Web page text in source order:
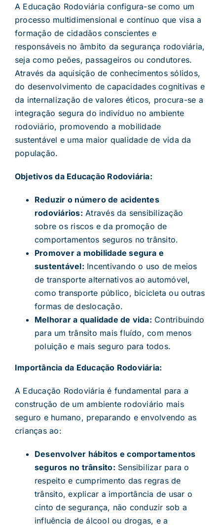
A Educação Rodoviária configura-se como um
processo multidimensional e contínuo que visa a
formação de cidadãos conscientes e
responsáveis no âmbito da segurança rodoviária,
seja como peões, passageiros ou condutores.
Através da aquisição de conhecimentos sólidos,
do desenvolvimento de capacidades cognitivas e
da internalização de valores éticos, procura-se a
integração segura do indivíduo no ambiente
rodoviário, promovendo a mobilidade
sustentável e uma maior qualidade de vida da
população.
Objetivos da Educação Rodoviária:
Reduzir o número de acidentes
rodoviários: Através da sensibilização
sobre os riscos e da promoção de
comportamentos seguros no trânsito.
Promover a mobilidade segura e
sustentável: Incentivando o uso de meios
de transporte alternativos ao automóvel,
como transporte público, bicicleta ou outras
formas de deslocação.
Melhorar a qualidade de vida: Contribuindo
para um trânsito mais fluído, com menos
poluição e mais seguro para todos.
Importância da Educação Rodoviária:
A Educação Rodoviária é fundamental para a
construção de um ambiente rodoviário mais
seguro e humano, preparando e envolvendo as
crianças ao:
Desenvolver hábitos e comportamentos
seguros no trânsito: Sensibilizar para o
respeito e cumprimento das regras de
trânsito, explicar a importância de usar o
cinto de segurança, não conduzir sob a
influência de álcool ou drogas, e a